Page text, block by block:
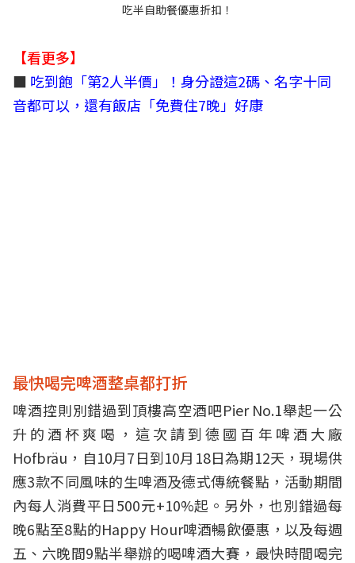
吃半自助餐優惠折扣！
【看更多】
■ 吃到飽「第2人半價」！身分證這2碼、名字十同
音都可以，還有飯店「免費住7晚」好康
最快喝完啤酒整桌都打折
啤酒控則別錯過到頂樓高空酒吧Pier No.1舉起一公
升的酒杯爽喝，這次請到德國百年啤酒大廠
Hofbräu，自10月7日到10月18日為期12天，現場供
應3款不同風味的生啤酒及德式傳統餐點，活動期間
內每人消費平日500元+10%起。另外，也別錯過每
晚6點至8點的Happy Hour啤酒暢飲優惠，以及每週
五、六晚間9點半舉辦的喝啤酒大賽，最快時間喝完